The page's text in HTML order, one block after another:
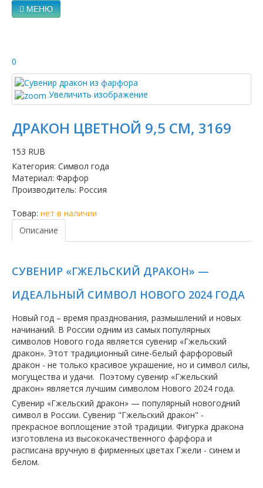
МЕНЮ
0
Увеличить изображение
ДРАКОН ЦВЕТНОЙ 9,5 СМ, 3169
153 RUB
Категория: Символ года
Материал: Фарфор
Производитель: Россия
Товар: нет в наличии
Описание
СУВЕНИР «ГЖЕЛЬСКИЙ ДРАКОН» —
ИДЕАЛЬНЫЙ СИМВОЛ НОВОГО 2024 ГОДА
Новый год – время празднования, размышлений и новых
начинаний. В России одним из самых популярных
символов Нового года является сувенир «Гжельский
дракон». Этот традиционный сине-белый фарфоровый
дракон - не только красивое украшение, но и символ силы,
могущества и удачи. Поэтому сувенир «Гжельский
дракон» является лучшим символом Нового 2024 года.
Сувенир «Гжельский дракон» — популярный новогодний
символ в России. Сувенир "Гжельский дракон" -
прекрасное воплощение этой традиции. Фигурка дракона
изготовлена ​​из высококачественного фарфора и
расписана вручную в фирменных цветах Гжели - синем и
белом.